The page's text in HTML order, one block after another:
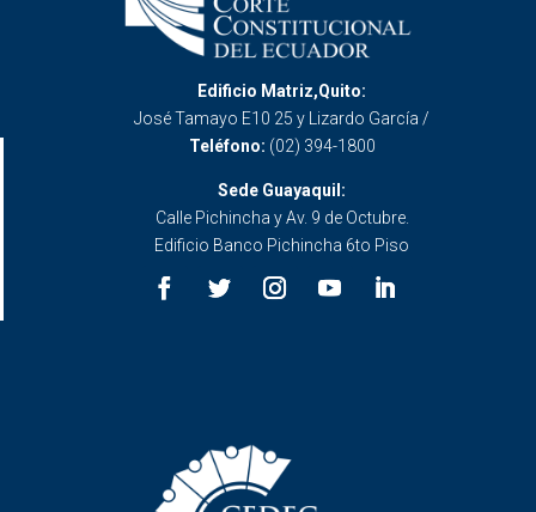
Edificio Matriz,Quito:
José Tamayo E10 25 y Lizardo García /
Teléfono: (02) 394-1800
Sede Guayaquil:
Calle Pichincha y Av. 9 de Octubre.
Edificio Banco Pichincha 6to Piso